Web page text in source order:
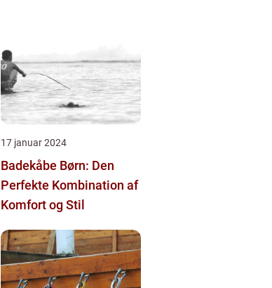
17 januar 2024
Badekåbe Børn: Den
Perfekte Kombination af
Komfort og Stil